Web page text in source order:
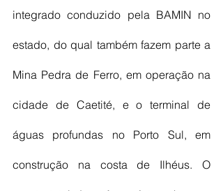
integrado conduzido pela BAMIN no
estado, do qual também fazem parte a
Mina Pedra de Ferro, em operação na
cidade de Caetité, e o terminal de
águas profundas no Porto Sul, em
construção na costa de Ilhéus. O